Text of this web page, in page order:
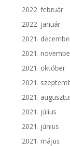
2022. február
2022. január
2021.
2021.
2021. október
2021.
2021.
2021. július
2021. június
2021. május